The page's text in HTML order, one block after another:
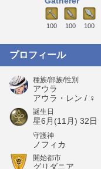
100 100 100
プロフィール
種族/部族/性別
アウラ
アウラ・レン / ♀
誕生日
星6月(11月) 32日
守護神
ノフィカ
開始都市
グリダニア